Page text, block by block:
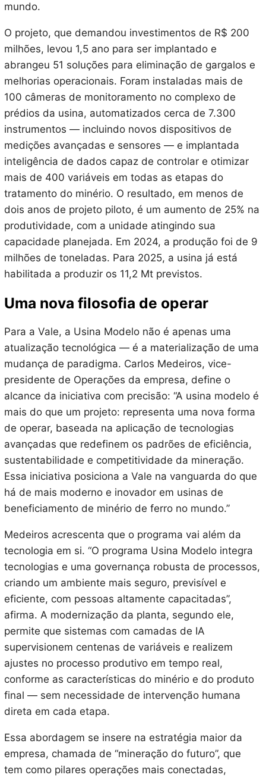
mundo.
O projeto, que demandou investimentos de R$ 200
milhões, levou 1,5 ano para ser implantado e
abrangeu 51 soluções para eliminação de gargalos e
melhorias operacionais. Foram instaladas mais de
100 câmeras de monitoramento no complexo de
prédios da usina, automatizados cerca de 7.300
instrumentos — incluindo novos dispositivos de
medições avançadas e sensores — e implantada
inteligência de dados capaz de controlar e otimizar
mais de 400 variáveis em todas as etapas do
tratamento do minério. O resultado, em menos de
dois anos de projeto piloto, é um aumento de 25% na
produtividade, com a unidade atingindo sua
capacidade planejada. Em 2024, a produção foi de 9
milhões de toneladas. Para 2025, a usina já está
habilitada a produzir os 11,2 Mt previstos.
Uma nova filosofia de operar
Para a Vale, a Usina Modelo não é apenas uma
atualização tecnológica — é a materialização de uma
mudança de paradigma. Carlos Medeiros, vice-
presidente de Operações da empresa, define o
alcance da iniciativa com precisão: “A usina modelo é
mais do que um projeto: representa uma nova forma
de operar, baseada na aplicação de tecnologias
avançadas que redefinem os padrões de eficiência,
sustentabilidade e competitividade da mineração.
Essa iniciativa posiciona a Vale na vanguarda do que
há de mais moderno e inovador em usinas de
beneficiamento de minério de ferro no mundo.”
Medeiros acrescenta que o programa vai além da
tecnologia em si. “O programa Usina Modelo integra
tecnologias e uma governança robusta de processos,
criando um ambiente mais seguro, previsível e
eficiente, com pessoas altamente capacitadas”,
afirma. A modernização da planta, segundo ele,
permite que sistemas com camadas de IA
supervisionem centenas de variáveis e realizem
ajustes no processo produtivo em tempo real,
conforme as características do minério e do produto
final — sem necessidade de intervenção humana
direta em cada etapa.
Essa abordagem se insere na estratégia maior da
empresa, chamada de “mineração do futuro”, que
tem como pilares operações mais conectadas,